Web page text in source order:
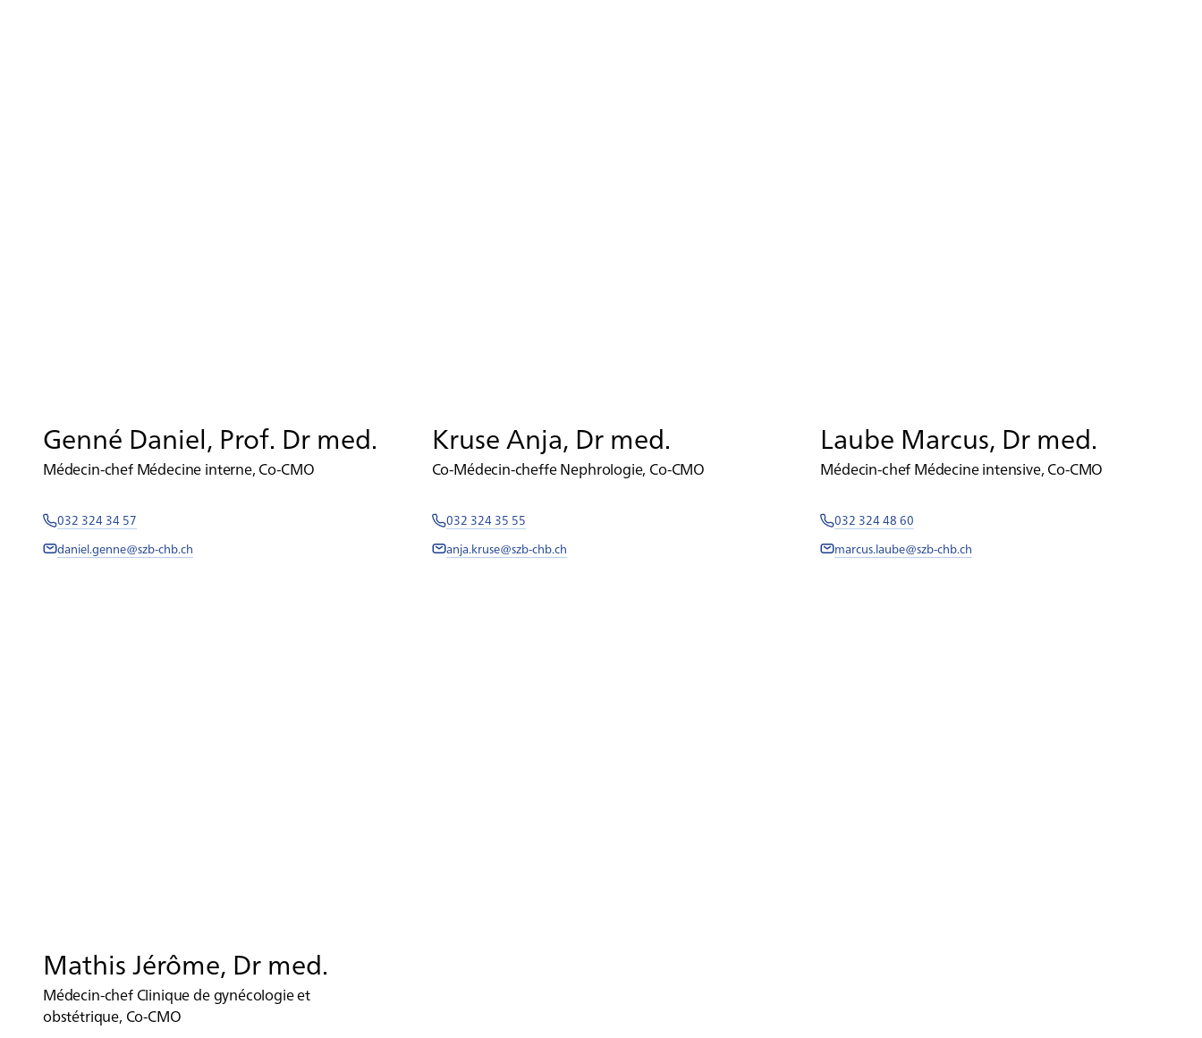
Genné Daniel, Prof. Dr med.
Médecin-chef Médecine interne, Co-CMO
032 324 34 57
daniel.genne@szb-chb.ch
Kruse Anja, Dr med.
Co-Médecin-cheffe Nephrologie, Co-CMO
032 324 35 55
anja.kruse@szb-chb.ch
Laube Marcus, Dr med.
Médecin-chef Médecine intensive, Co-CMO
032 324 48 60
marcus.laube@szb-chb.ch
Mathis Jérôme, Dr med.
Médecin-chef Clinique de gynécologie et
obstétrique, Co-CMO